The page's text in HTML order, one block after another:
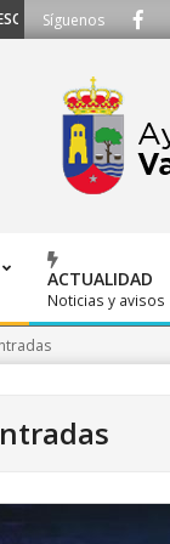
- Llámanos al
Síguenos
ACTUALIDAD
Noticias y avisos